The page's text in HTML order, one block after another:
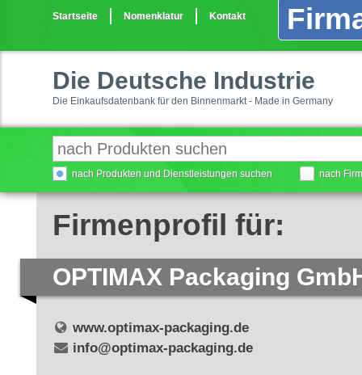
Startseite Nomenklatur Kontakt
Die Deutsche Industrie
Die Einkaufsdatenbank für den Binnenmarkt - Made in Germany
nach Produkten und Dienstleistungen suchen nach
Firmenprofil für:
OPTIMAX Packaging
www.optimax-packaging.de
info@optimax-packaging.de